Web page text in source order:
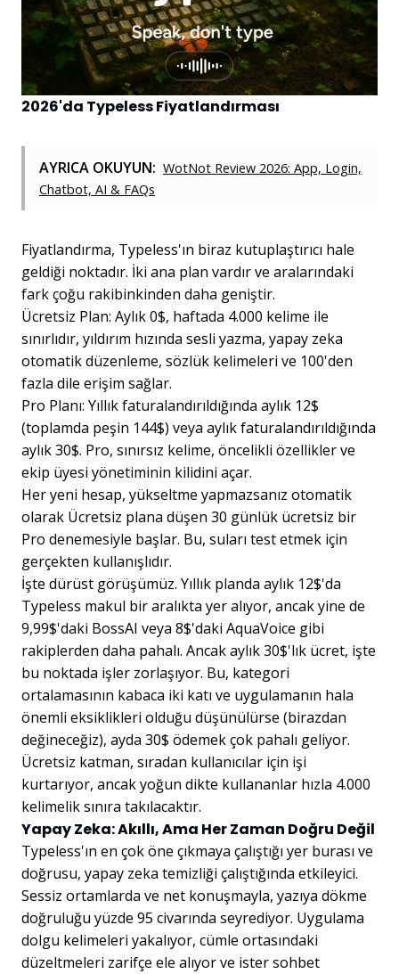
2026'da Typeless Fiyatlandırması
AYRICA OKUYUN: WotNot Review 2026: App, Login,
Chatbot, AI & FAQs
Fiyatlandırma, Typeless'ın biraz kutuplaştırıcı hale
geldiği noktadır. İki ana plan vardır ve aralarındaki
fark çoğu rakibinkinden daha geniştir.
Ücretsiz Plan: Aylık 0$, haftada 4.000 kelime ile
sınırlıdır, yıldırım hızında sesli yazma, yapay zeka
otomatik düzenleme, sözlük kelimeleri ve 100'den
fazla dile erişim sağlar.
Pro Planı: Yıllık faturalandırıldığında aylık 12$
(toplamda peşin 144$) veya aylık faturalandırıldığında
aylık 30$. Pro, sınırsız kelime, öncelikli özellikler ve
ekip üyesi yönetiminin kilidini açar.
Her yeni hesap, yükseltme yapmazsanız otomatik
olarak Ücretsiz plana düşen 30 günlük ücretsiz bir
Pro denemesiyle başlar. Bu, suları test etmek için
gerçekten kullanışlıdır.
İşte dürüst görüşümüz. Yıllık planda aylık 12$'da
Typeless makul bir aralıkta yer alıyor, ancak yine de
9,99$'daki BossAI veya 8$'daki AquaVoice gibi
rakiplerden daha pahalı. Ancak aylık 30$'lık ücret, işte
bu noktada işler zorlaşıyor. Bu, kategori
ortalamasının kabaca iki katı ve uygulamanın hala
önemli eksiklikleri olduğu düşünülürse (birazdan
değineceğiz), ayda 30$ ödemek çok pahalı geliyor.
Ücretsiz katman, sıradan kullanıcılar için işi
kurtarıyor, ancak yoğun dikte kullananlar hızla 4.000
kelimelik sınıra takılacaktır.
Yapay Zeka: Akıllı, Ama Her Zaman Doğru Değil
Typeless'ın en çok öne çıkmaya çalıştığı yer burası ve
doğrusu, yapay zeka temizliği çalıştığında etkileyici.
Sessiz ortamlarda ve net konuşmayla, yazıya dökme
doğruluğu yüzde 95 civarında seyrediyor. Uygulama
dolgu kelimeleri yakalıyor, cümle ortasındaki
düzeltmeleri zarifçe ele alıyor ve ister sohbet